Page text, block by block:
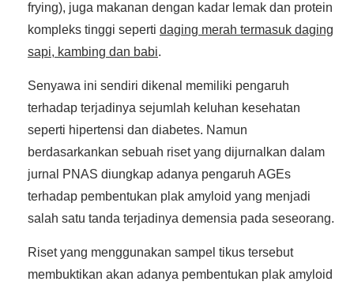
frying), juga makanan dengan kadar lemak dan protein
kompleks tinggi seperti daging merah termasuk daging
sapi, kambing dan babi.
Senyawa ini sendiri dikenal memiliki pengaruh
terhadap terjadinya sejumlah keluhan kesehatan
seperti hipertensi dan diabetes. Namun
berdasarkankan sebuah riset yang dijurnalkan dalam
jurnal PNAS diungkap adanya pengaruh AGEs
terhadap pembentukan plak amyloid yang menjadi
salah satu tanda terjadinya demensia pada seseorang.
Riset yang menggunakan sampel tikus tersebut
membuktikan akan adanya pembentukan plak amyloid